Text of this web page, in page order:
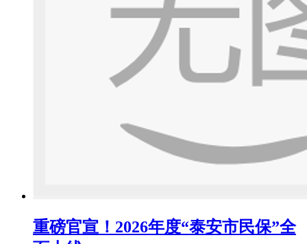
重磅官宣！2026年度“泰安市民保”全